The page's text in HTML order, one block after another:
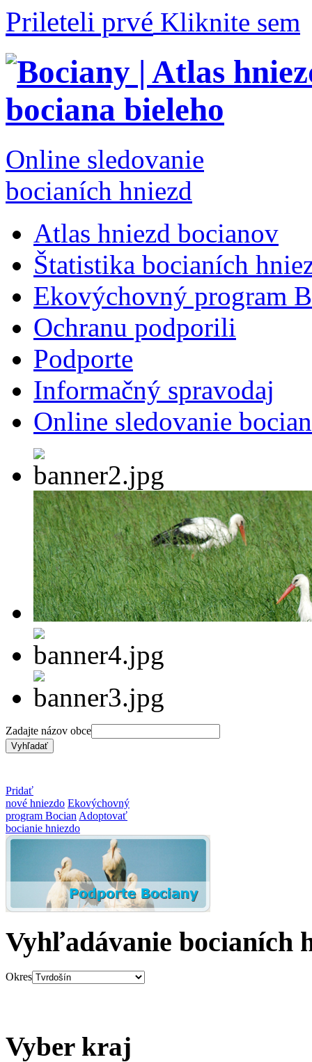
Prileteli prvé Kliknite sem
Online sledovanie
bocianích hniezd
Atlas hniezd bocianov
Štatistika bocianích
Ekovýchovný program
Ochranu podporili
Podporte
Informačný spravodaj
Online sledovanie
Zadajte názov obce
Pridať
nové hniezdo Ekovýchovný
program Bocian Adoptovať
bocianie hniezdo
Vyhľadávanie bocianích
Okres
Vyber kraj